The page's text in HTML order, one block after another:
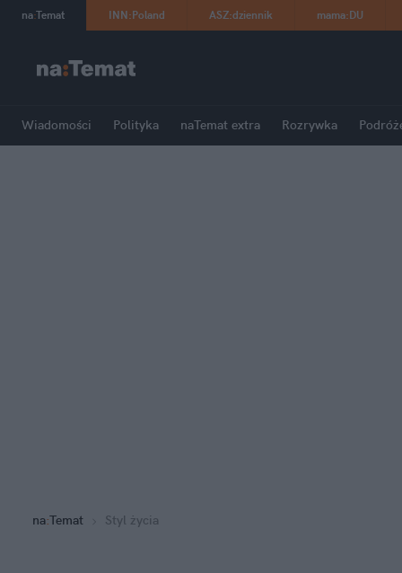
na:Temat INN:Poland ASZ:dziennik mama:DU
Wiadomości Polityka naTemat extra Rozrywka
na:Temat Styl życia